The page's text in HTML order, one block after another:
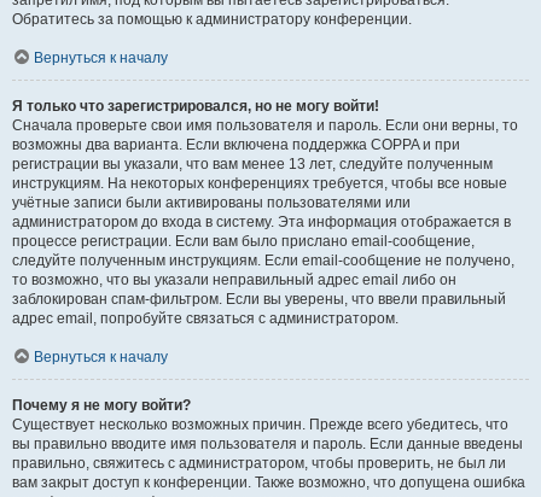
Обратитесь за помощью к администратору конференции.
Вернуться к началу
Я только что зарегистрировался, но не могу войти!
Сначала проверьте свои имя пользователя и пароль. Если они верны, то
возможны два варианта. Если включена поддержка COPPA и при
регистрации вы указали, что вам менее 13 лет, следуйте полученным
инструкциям. На некоторых конференциях требуется, чтобы все новые
учётные записи были активированы пользователями или
администратором до входа в систему. Эта информация отображается в
процессе регистрации. Если вам было прислано email-сообщение,
следуйте полученным инструкциям. Если email-сообщение не получено,
то возможно, что вы указали неправильный адрес email либо он
заблокирован спам-фильтром. Если вы уверены, что ввели правильный
адрес email, попробуйте связаться с администратором.
Вернуться к началу
Почему я не могу войти?
Существует несколько возможных причин. Прежде всего убедитесь, что
вы правильно вводите имя пользователя и пароль. Если данные введены
правильно, свяжитесь с администратором, чтобы проверить, не был ли
вам закрыт доступ к конференции. Также возможно, что допущена ошибка